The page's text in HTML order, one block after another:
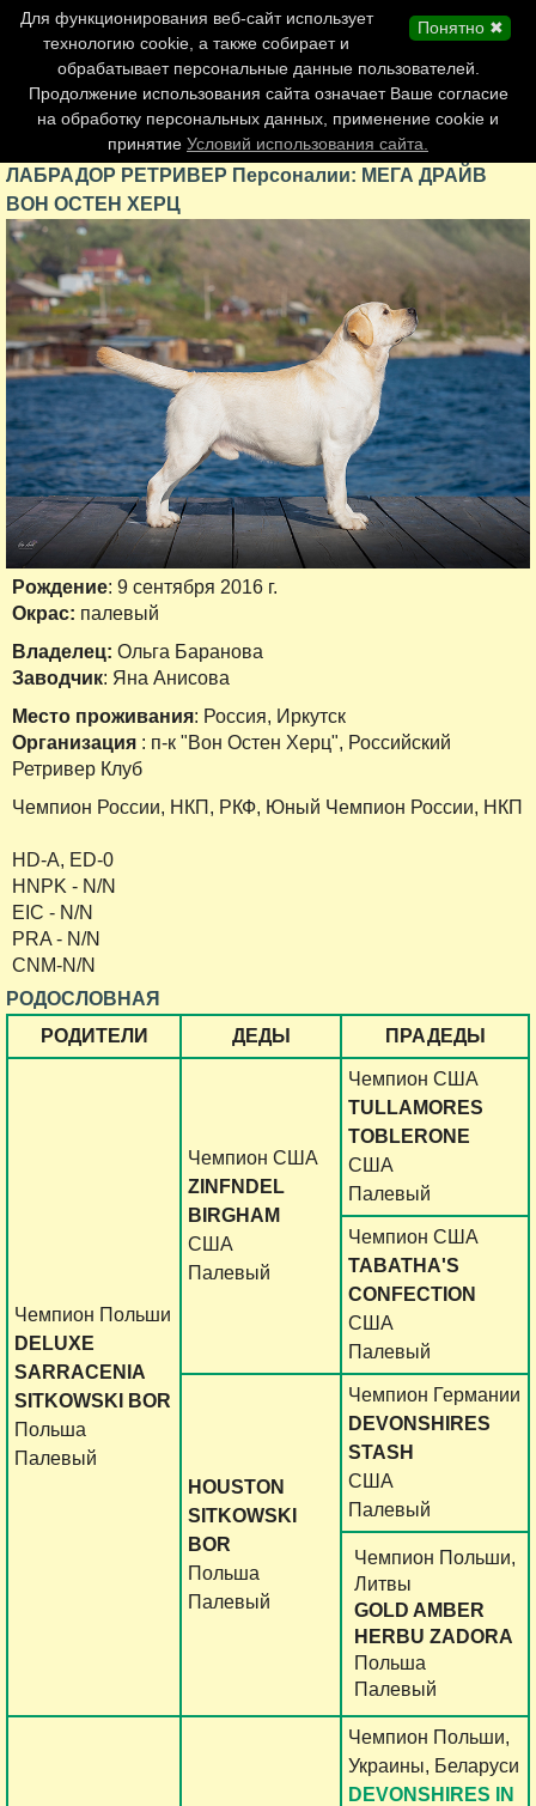
Главная страница
Обновления сайта
Контакты
Персоналии
Форум
ЛАБРАДОР РЕТРИВЕР Персоналии: МЕГА ДРАЙВ
ВОН ОСТЕН ХЕРЦ
Рождение: 9 сентября 2016 г.
Окрас: палевый
Владелец: Ольга Баранова
Заводчик: Яна Анисова
Место проживания: Россия, Иркутск
Организация : п-к "Вон Остен Херц", Российский
Ретривер Клуб
Чемпион России, НКП, РКФ, Юный Чемпион России, НКП
HD-A, ED-0
HNPK - N/N
EIC - N/N
PRA - N/N
CNM-N/N
РОДОСЛОВНАЯ
РОДИТЕЛИ
ДЕДЫ ПРАДЕДЫ
Чемпион Польши
DELUXE
SARRACENIA
SITKOWSKI BOR
Польша
Палевый
Чемпион США
ZINFNDEL
BIRGHAM
CША
Палевый
Чемпион США
TULLAMORES
TOBLERONE
США
Палевый
Чемпион США
TABATHA'S
CONFECTION
США
Палевый
HOUSTON
SITKOWSKI
BOR
Польша
Палевый
Чемпион Германии
DEVONSHIRES
STASH
США
Палевый
Чемпион Польши,
Литвы
GOLD AMBER
HERBU ZADORA
Польша
Палевый
Чемпион Польши,
Украины, Беларуси
DEVONSHIRES IN
Понятно ✖
Для функционирования веб-сайт использует
технологию cookie, а также собирает и
обрабатывает персональные данные пользователей.
Продолжение использования сайта означает Ваше согласие
на обработку персональных данных, применение cookie и
принятие Условий использования сайта.